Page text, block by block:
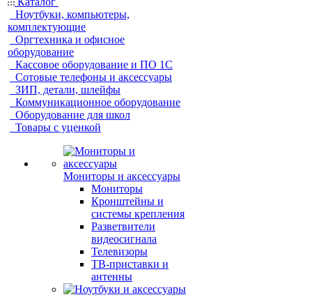
Ноутбуки, компьютеры,
комплектующие
Оргтехника и офисное
оборудование
Кассовое оборудование и ПО 1С
Сотовые телефоны и аксессуары
ЗИП, детали, шлейфы
Коммуникационное оборудование
Оборудование для школ
Товары с уценкой
Мониторы и аксессуары
Мониторы
Кронштейны и
системы крепления
Разветвители
видеосигнала
Телевизоры
ТВ-приставки и
антенны